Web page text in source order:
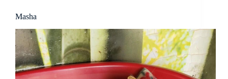
Masha